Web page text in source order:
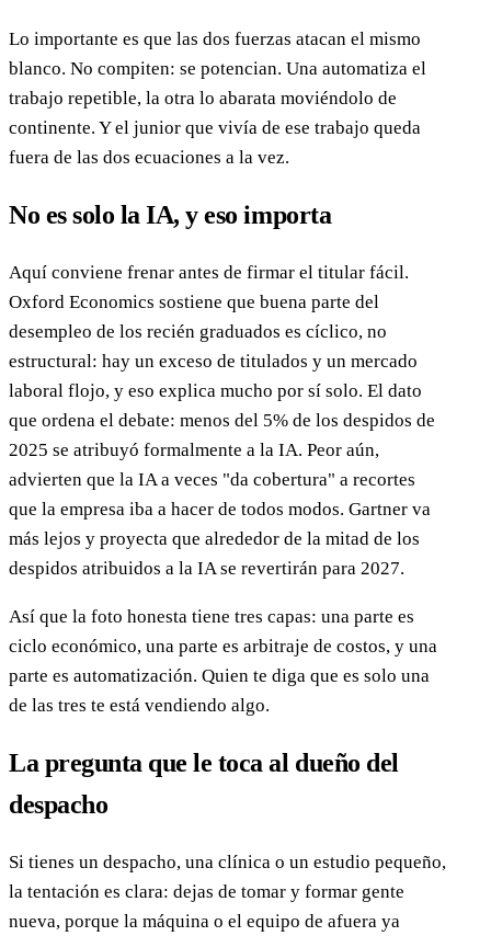
Lo importante es que las dos fuerzas atacan el mismo
blanco. No compiten: se potencian. Una automatiza el
trabajo repetible, la otra lo abarata moviéndolo de
continente. Y el junior que vivía de ese trabajo queda
fuera de las dos ecuaciones a la vez.
No es solo la IA, y eso importa
Aquí conviene frenar antes de firmar el titular fácil.
Oxford Economics sostiene que buena parte del
desempleo de los recién graduados es cíclico, no
estructural: hay un exceso de titulados y un mercado
laboral flojo, y eso explica mucho por sí solo. El dato
que ordena el debate: menos del 5% de los despidos de
2025 se atribuyó formalmente a la IA. Peor aún,
advierten que la IA a veces "da cobertura" a recortes
que la empresa iba a hacer de todos modos. Gartner va
más lejos y proyecta que alrededor de la mitad de los
despidos atribuidos a la IA se revertirán para 2027.
Así que la foto honesta tiene tres capas: una parte es
ciclo económico, una parte es arbitraje de costos, y una
parte es automatización. Quien te diga que es solo una
de las tres te está vendiendo algo.
La pregunta que le toca al dueño del
despacho
Si tienes un despacho, una clínica o un estudio pequeño,
la tentación es clara: dejas de tomar y formar gente
nueva, porque la máquina o el equipo de afuera ya